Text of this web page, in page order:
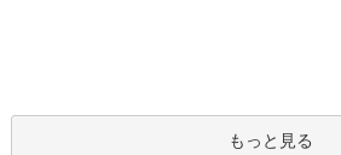
もっと見る